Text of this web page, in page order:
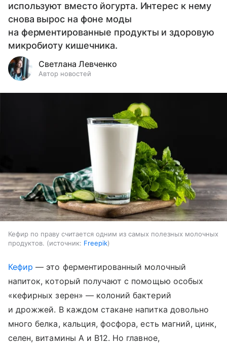
используют вместо йогурта. Интерес к нему
снова вырос на фоне моды
на ферментированные продукты и здоровую
микробиоту кишечника.
Светлана Левченко
Автор новостей
Кефир по праву считается одним из самых полезных молочных
продуктов.
источник: Freepik
Кефир — это ферментированный молочный
напиток, который получают с помощью особых
«кефирных зерен» — колоний бактерий
и дрожжей. В каждом стакане напитка довольно
много белка, кальция, фосфора, есть магний, цинк,
селен, витамины A и B12. Но главное,